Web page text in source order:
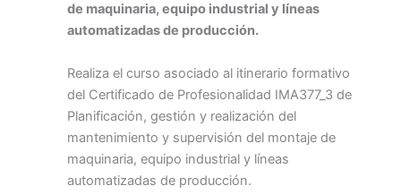
de maquinaria, equipo industrial y líneas
automatizadas de producción.
Realiza el curso asociado al itinerario formativo
del Certificado de Profesionalidad IMA377_3 de
Planificación, gestión y realización del
mantenimiento y supervisión del montaje de
maquinaria, equipo industrial y líneas
automatizadas de producción.